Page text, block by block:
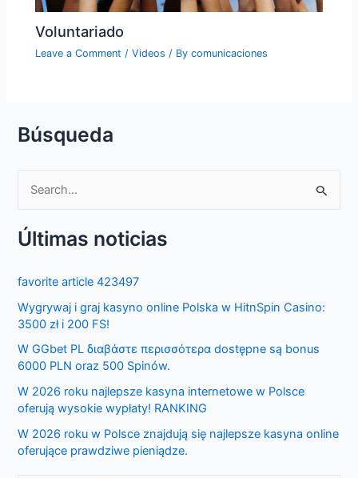
Voluntariado
Leave a Comment /Videos / Bycomunicaciones
Búsqueda
a
c
h
f
o
Últimas noticias
favorite article 423497
Wygrywaj i graj kasyno online Polska w HitnSpin Casino:
3500 zł i 200 FS!
W GGbet PL διαβάστε περισσότερα dostępne są bonus
6000 PLN oraz 500 Spinów.
W 2026 roku najlepsze kasyna internetowe w Polsce
oferują wysokie wypłaty! RANKING
W 2026 roku w Polsce znajdują się najlepsze kasyna online
oferujące prawdziwe pieniądze.